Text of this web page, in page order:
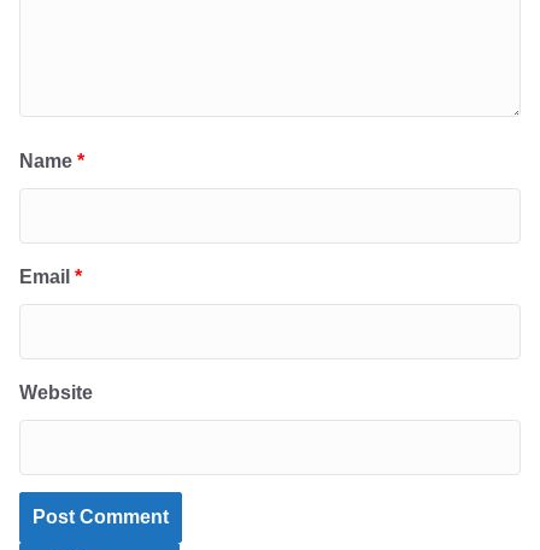
Name *
Email *
Website